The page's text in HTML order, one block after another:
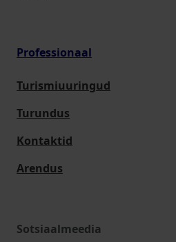
Professionaal
Turismiuuringud
Turundus
Kontaktid
Arendus
Sotsiaalmeedia